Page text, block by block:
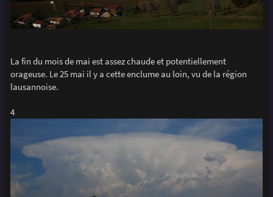
La fin du mois de mai est assez chaude et potentiellement
orageuse. Le 25 mai il y a cette enclume au loin, vu de la région
lausannoise.
4